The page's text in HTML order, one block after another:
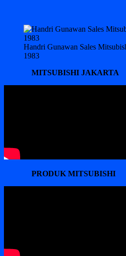
Handri Gunawan Sales
1983
MITSUBISHI JAKARTA
PRODUK MITSUBISHI